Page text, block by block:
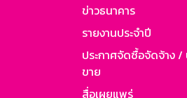
ข่าวธนาคาร
รายงานประจำปี
ประกาศจัดซื้อจัดจ้าง /
ขาย
สื่อเผยแพร่